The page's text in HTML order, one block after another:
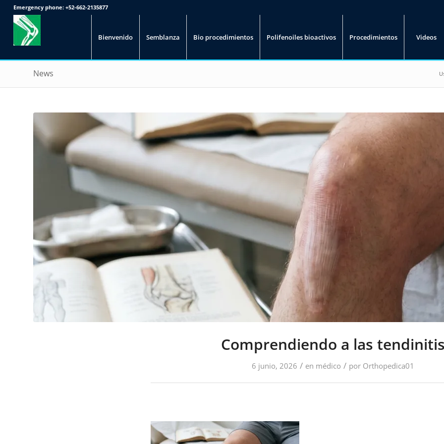
Emergency phone: +52-662-2135877
Bienvenido Semblanza Bio procedimientos Polifenoiles bioactivos Procedimientos Videos
News
Comprendiendo a las
6 junio, 2026 / en médico / por Orthopedica01